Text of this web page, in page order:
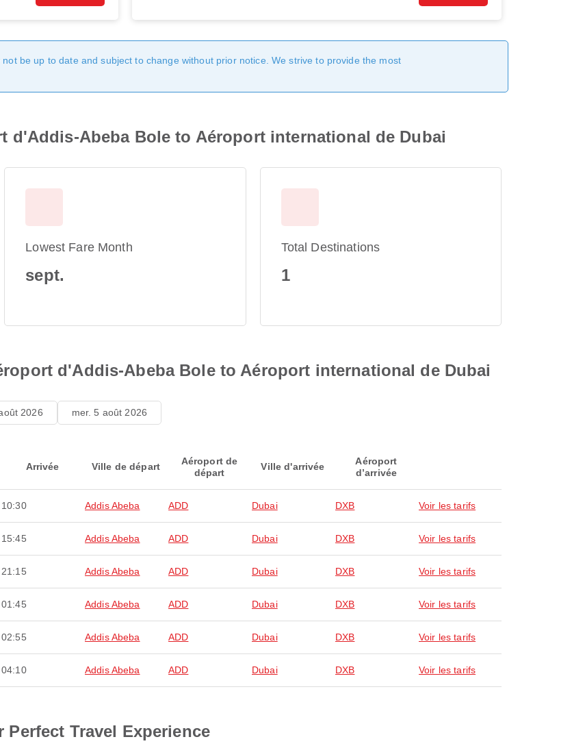
be up to date and subject to change without prior notice. We strive to provide the most
d'Addis-Abeba Bole to Aéroport international de Dubai
Lowest Fare Month
sept.
Total Destinations
1
d'Addis-Abeba Bole to Aéroport international de Dubai
2026 mer. 5 août 2026
Arrivée Ville de départ
Aéroport de
départ
Ville d'arrivée
Aéroport
d’arrivée
10:30 Addis Abeba ADD Dubai DXB Voir les tarifs
15:45 Addis Abeba ADD Dubai DXB Voir les tarifs
21:15 Addis Abeba ADD Dubai DXB Voir les tarifs
01:45 Addis Abeba ADD Dubai DXB Voir les tarifs
02:55 Addis Abeba ADD Dubai DXB Voir les tarifs
04:10 Addis Abeba ADD Dubai DXB Voir les tarifs
Perfect Travel Experience